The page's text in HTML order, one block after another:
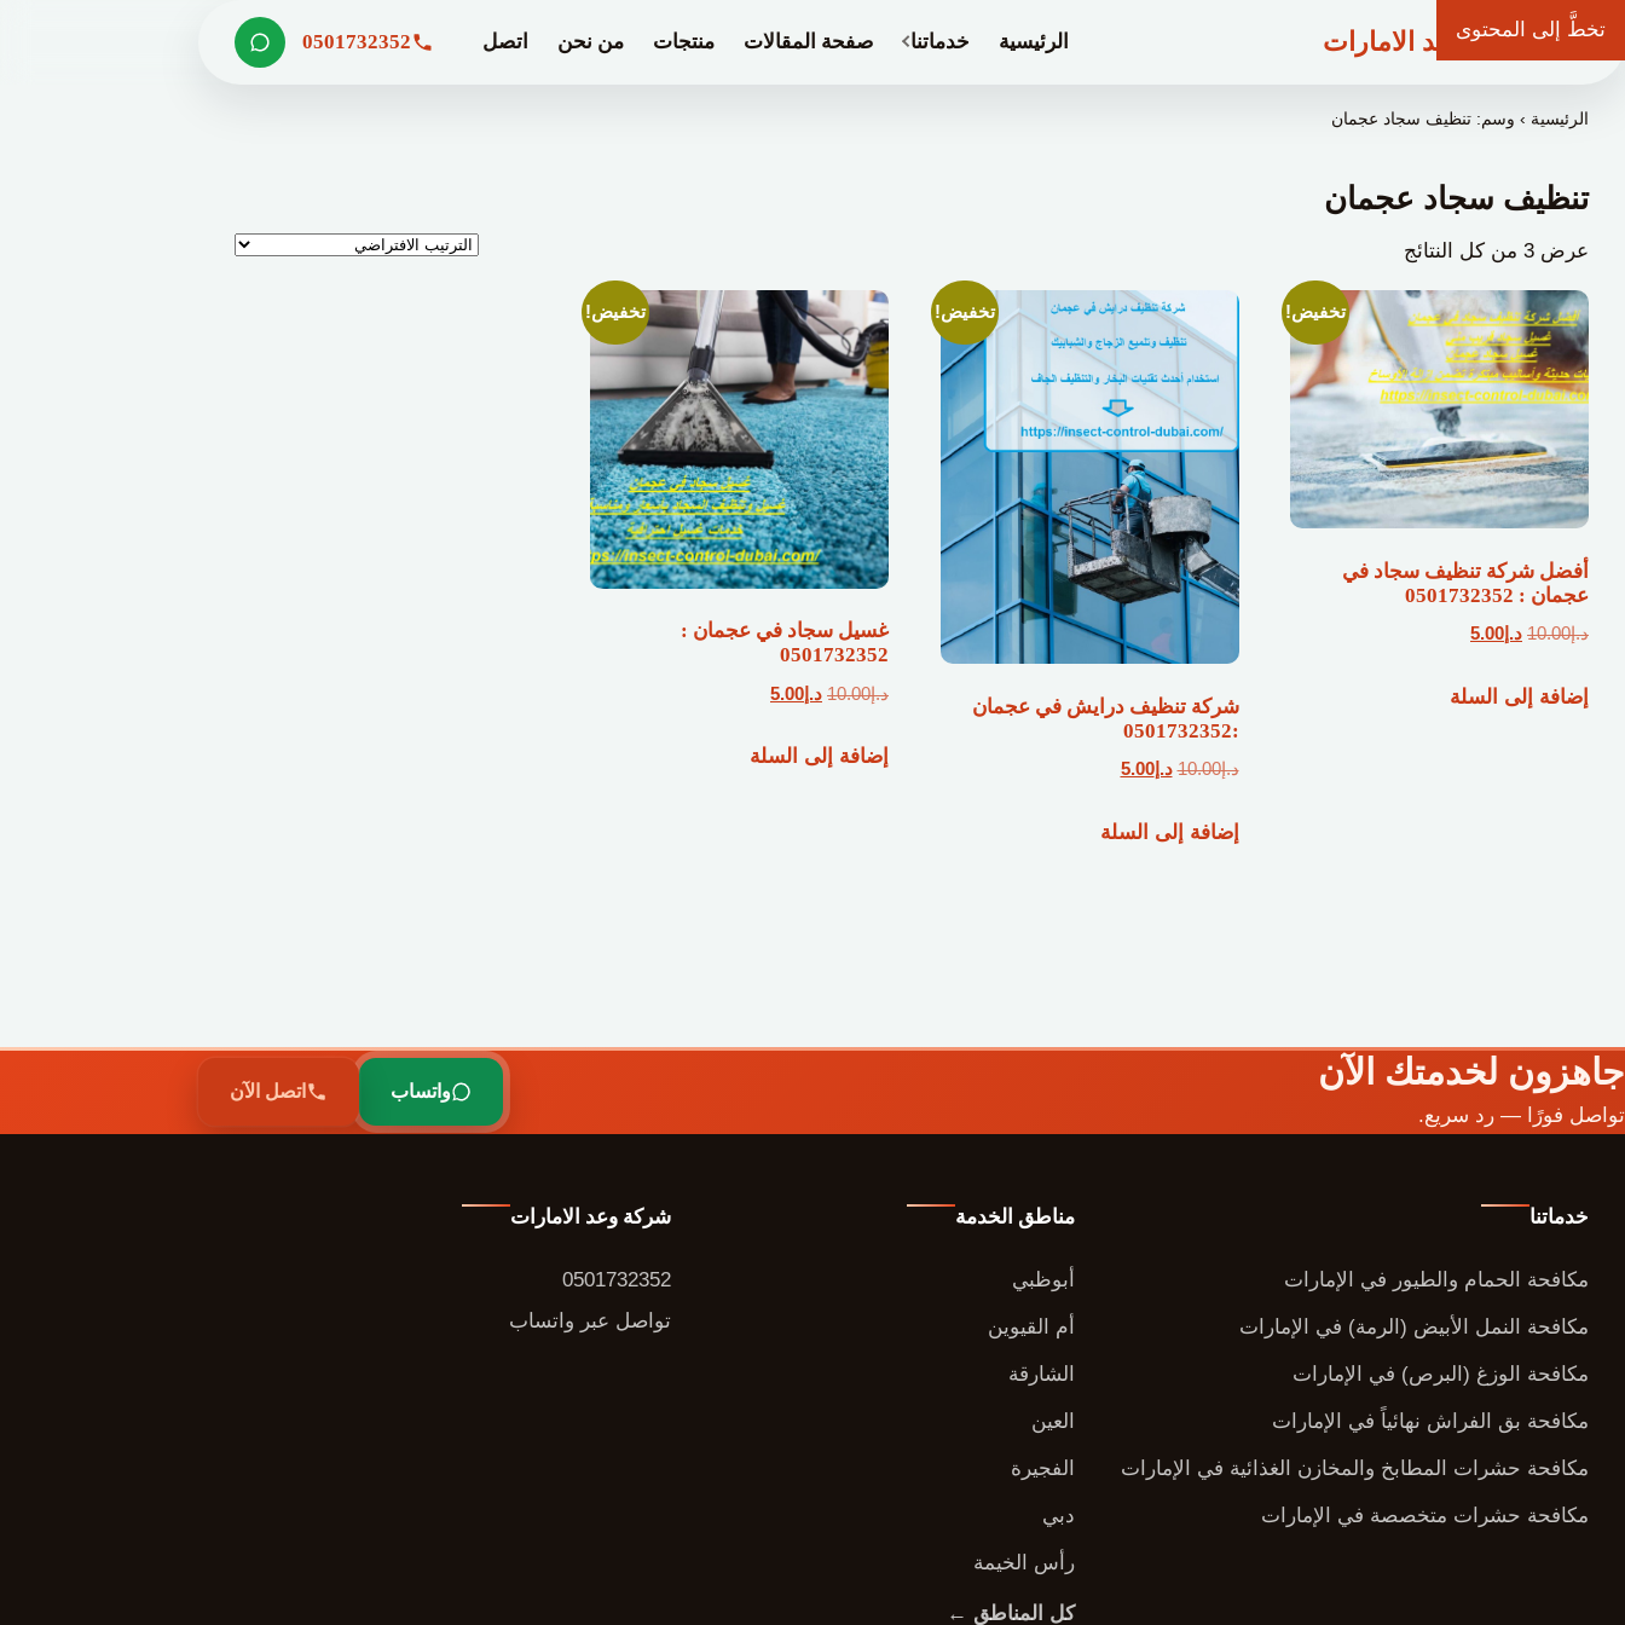
تخطَّ إلى المحتوى
شركة وعد الامارات الرئيسية خدماتنا صفحة المقالات منتجات من نحن اتصل 0501732352
الرئيسية › وسم: تنظيف سجاد عجمان
تنظيف سجاد عجمان
عرض ⁦3⁩ من كل النتائج
تخفيض!
أفضل شركة تنظيف سجاد في
عجمان : 0501732352
د.إ10.00 السعر
هو:
د.إ5.00السعر
هو:
إضافة إلى السلة
تخفيض!
شركة تنظيف درايش في عجمان
:0501732352
د.إ10.00 السعر
هو:
د.إ5.00السعر
هو:
إضافة إلى السلة
تخفيض!
غسيل سجاد في عجمان :
0501732352
د.إ10.00 السعر
هو:
د.إ 5.00السعر
هو:
إضافة إلى السلة
جاهزون لخدمتك الآن
تواصل فورًا — رد سريع.
واتساب اتصل الآن
خدماتنا
مكافحة الحمام والطيور في الإمارات
مكافحة النمل الأبيض (الرمة) في الإمارات
مكافحة الوزغ (البرص) في الإمارات
مكافحة بق الفراش نهائياً في الإمارات
مكافحة حشرات المطابخ والمخازن الغذائية في الإمارات
مكافحة حشرات متخصصة في الإمارات
مناطق الخدمة
أبوظبي
أم القيوين
الشارقة
العين
الفجيرة
دبي
رأس الخيمة
كل المناطق ←
شركة وعد الامارات
0501732352
تواصل عبر واتساب